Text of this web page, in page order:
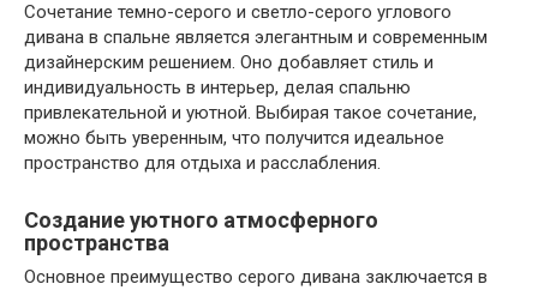
Сочетание темно-серого и светло-серого углового
дивана в спальне является элегантным и современным
дизайнерским решением. Оно добавляет стиль и
индивидуальность в интерьер, делая спальню
привлекательной и уютной. Выбирая такое сочетание,
можно быть уверенным, что получится идеальное
пространство для отдыха и расслабления.
Создание уютного атмосферного
пространства
Основное преимущество серого дивана заключается в